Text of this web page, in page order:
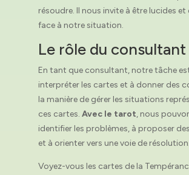
résoudre. Il nous invite à être lucides
face à notre situation.
Le rôle du consultant
En tant que consultant, notre tâche
interpréter les cartes et à donner des
la manière de gérer les situations
ces cartes. Avec le tarot, nous
identifier les problèmes, à proposer
et à orienter vers une voie de résolution.
Voyez-vous les cartes de la